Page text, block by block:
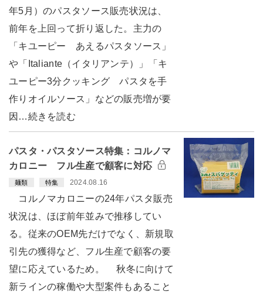
年5月）のパスタソース販売状況は、
前年を上回って折り返した。主力の
「キユーピー あえるパスタソース」
や「Italiante（イタリアンテ）」「キ
ユーピー3分クッキング パスタを手
作りオイルソース」などの販売増が要
因…続きを読む
パスタ・パスタソース特集：コルノマ
カロニー フル生産で顧客に対応
麺類 特集 2024.08.16
コルノマカロニーの24年パスタ販売
状況は、ほぼ前年並みで推移してい
る。従来のOEM先だけでなく、新規取
引先の獲得など、フル生産で顧客の要
望に応えているため。 秋冬に向けて
新ラインの稼働や大型案件もあること